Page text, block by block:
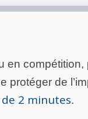
en
de
2 minutes.